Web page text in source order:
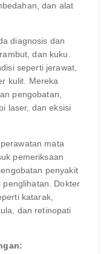
dan alat
diagnosis dan
dan kuku.
seperti jerawat,
kulit. Mereka
pengobatan,
laser, dan eksisi
mata
pemeriksaan
penyakit
penglihatan. Dokter
katarak,
dan retinopati